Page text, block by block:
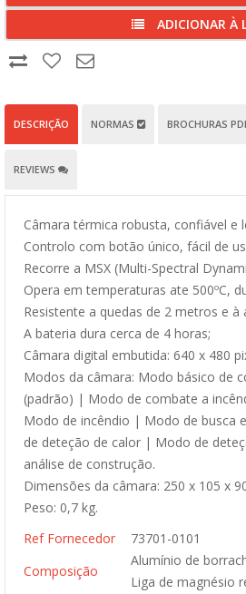
ADICIONAR À
DESCRIÇÃO NORMAS BROCHURAS
REVIEWS
Câmara térmica robusta, confiável e
Controlo com botão único, fácil de
Recorre a MSX (Multi-Spectral
Opera em temperaturas ate 500ºC,
Resistente a quedas de 2 metros e à
A bateria dura cerca de 4 horas;
Câmara digital embutida: 640 x 480
Modos da câmara: Modo básico de
(padrão) | Modo de combate a
Modo de incêndio | Modo de busca
de deteção de calor | Modo de
análise de construção.
Dimensões da câmara: 250 x 105 x
Peso: 0,7 kg.
Ref Fornecedor
73701-0101
Composição
Alumínio de
Liga de magnésio